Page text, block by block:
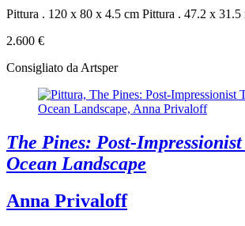
Pittura . 120 x 80 x 4.5 cm Pittura . 47.2 x 31.5
2.600 €
Consigliato da Artsper
The Pines: Post-
Ocean Landscape
Anna Privaloff